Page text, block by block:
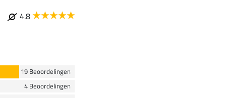
4.8
19 Beoordelingen
4 Beoordelingen